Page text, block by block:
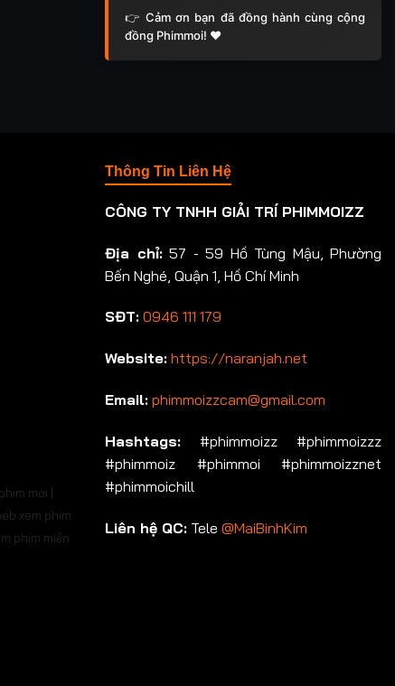
👉 Cảm ơn bạn đã đồng hành cùng cộng
đồng Phimmoi! ❤️
mới |
xem phim
phim miễn
Thông Tin Liên Hệ
CÔNG TY TNHH GIẢI TRÍ PHIMMOIZZ
Địa chỉ:57 - 59 Hồ Tùng Mậu, Phường
Bến Nghé, Quận 1, Hồ Chí Minh
SĐT: 0946 111 179
Website: https://naranjah.net
Email: phimmoizzcam@gmail.com
Hashtags: #phimmoizz #phimmoizzz
#phimmoiz #phimmoi #phimmoizznet
#phimmoichill
Liên hệ QC: Tele @MaiBinhKim